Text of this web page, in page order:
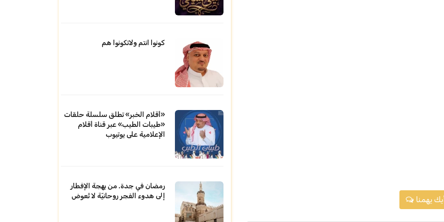
يهمنا
كونوا انتم ولاتكونوا هم
«أقلام الخبر» تطلق سلسلة حلقات
«طيبات الطيب» عبر قناة أقلام
الإعلامية على يوتيوب
رمضان في جدة. من بهجة الإفطار
إلى هدوء الفجر روحانيّة لا تُعوض